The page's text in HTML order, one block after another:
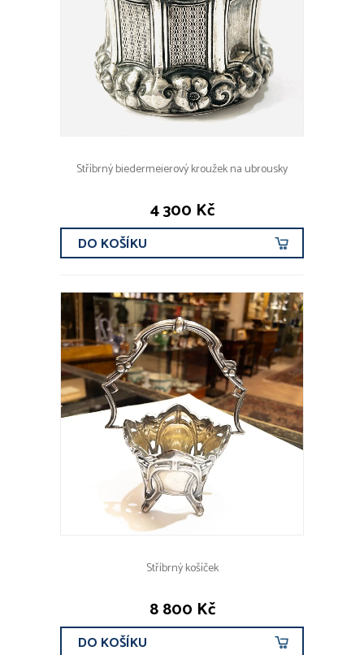
Stříbrný biedermeierový kroužek na ubrousky
4 300 Kč
DO KOŠÍKU
Stříbrný košíček
8 800 Kč
DO KOŠÍKU